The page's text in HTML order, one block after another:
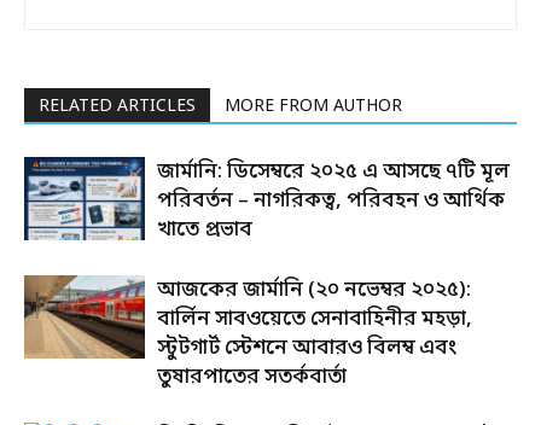
RELATED ARTICLES MORE FROM AUTHOR
জার্মানি: ডিসেম্বরে ২০২৫ এ আসছে ৭টি মূল
পরিবর্তন – নাগরিকত্ব, পরিবহন ও আর্থিক
খাতে প্রভাব
আজকের জার্মানি (২০ নভেম্বর ২০২৫):
বার্লিন সাবওয়েতে সেনাবাহিনীর মহড়া,
স্টুটগার্ট স্টেশনে আবারও বিলম্ব এবং
তুষারপাতের সতর্কবার্তা